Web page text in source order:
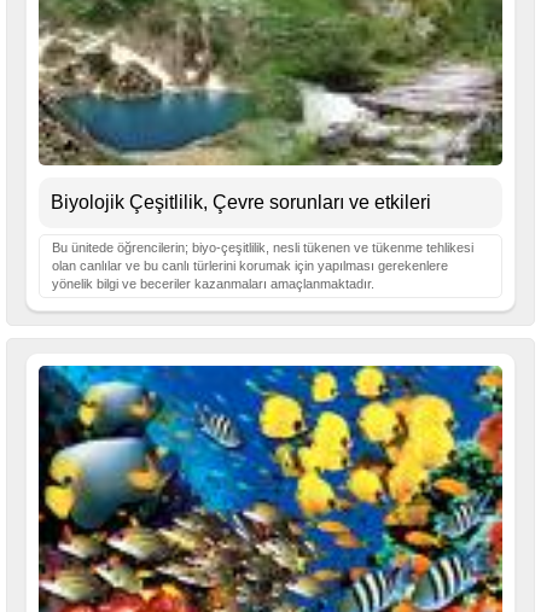
Biyolojik Çeşitlilik, Çevre sorunları ve etkileri
Bu ünitede öğrencilerin; biyo-çeşitlilik, nesli tükenen ve tükenme tehlikesi
olan canlılar ve bu canlı türlerini korumak için yapılması gerekenlere
yönelik bilgi ve beceriler kazanmaları amaçlanmaktadır.